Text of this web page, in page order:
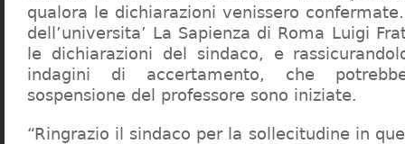
qualora le dichiarazioni venissero
dell’universita’ La Sapienza di Roma Luigi
le dichiarazioni del sindaco, e
indagini di accertamento, che
sospensione del professore sono iniziate.
“Ringrazio il sindaco per la sollecitudine in